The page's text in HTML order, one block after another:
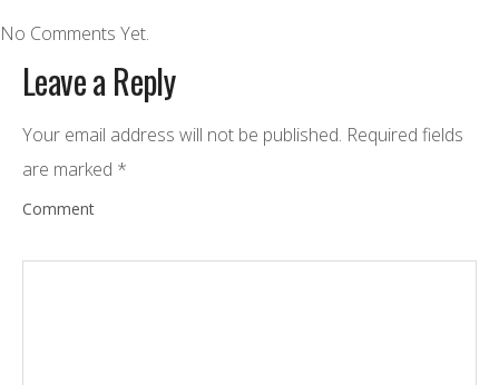
No Comments Yet.
Leave a Reply
Your email address will not be published. Required fields
are marked *
Comment